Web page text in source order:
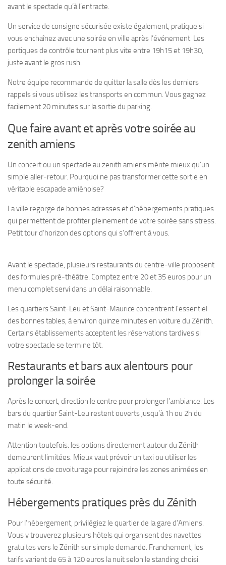
avant le spectacle qu’à l’entracte.
Un service de consigne sécurisée existe également, pratique si
vous enchaînez avec une soirée en ville après l’événement. Les
portiques de contrôle tournent plus vite entre 19h15 et 19h30,
juste avant le gros rush.
Notre équipe recommande de quitter la salle dès les derniers
rappels si vous utilisez les transports en commun. Vous gagnez
facilement 20 minutes sur la sortie du parking.
Que faire avant et après votre soirée au
zenith amiens
Un concert ou un spectacle au zenith amiens mérite mieux qu’un
simple aller-retour. Pourquoi ne pas transformer cette sortie en
véritable escapade amiénoise?
La ville regorge de bonnes adresses et d’hébergements pratiques
qui permettent de profiter pleinement de votre soirée sans stress.
Petit tour d’horizon des options qui s’offrent à vous.
Avant le spectacle, plusieurs restaurants du centre-ville proposent
des formules pré-théâtre. Comptez entre 20 et 35 euros pour un
menu complet servi dans un délai raisonnable.
Les quartiers Saint-Leu et Saint-Maurice concentrent l’essentiel
des bonnes tables, à environ quinze minutes en voiture du Zénith.
Certains établissements acceptent les réservations tardives si
votre spectacle se termine tôt.
Restaurants et bars aux alentours pour
prolonger la soirée
Après le concert, direction le centre pour prolonger l’ambiance. Les
bars du quartier Saint-Leu restent ouverts jusqu’à 1h ou 2h du
matin le week-end.
Attention toutefois: les options directement autour du Zénith
demeurent limitées. Mieux vaut prévoir un taxi ou utiliser les
applications de covoiturage pour rejoindre les zones animées en
toute sécurité.
Hébergements pratiques près du Zénith
Pour l’hébergement, privilégiez le quartier de la gare d’Amiens.
Vous y trouverez plusieurs hôtels qui organisent des navettes
gratuites vers le Zénith sur simple demande. Franchement, les
tarifs varient de 65 à 120 euros la nuit selon le standing choisi.